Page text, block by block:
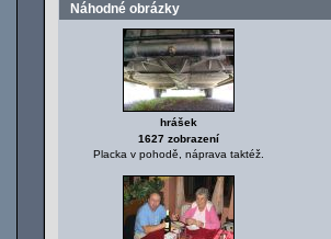
Náhodné obrázky
hrášek
1627 zobrazení
Placka v pohodě, náprava taktéž.